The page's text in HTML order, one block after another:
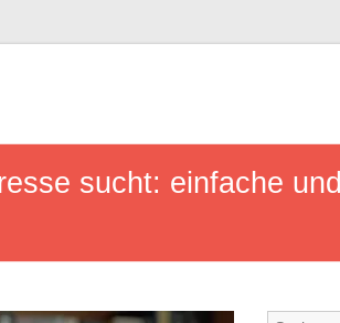
sucht: einfache